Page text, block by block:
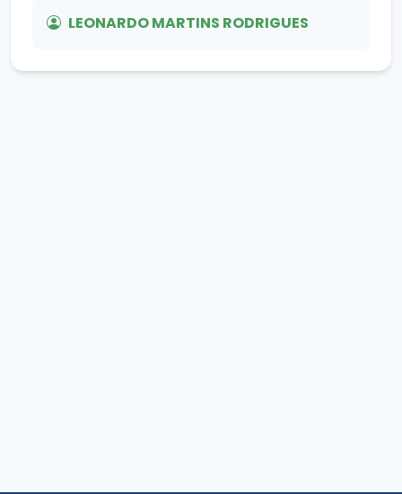
LEONARDO MARTINS RODRIGUES